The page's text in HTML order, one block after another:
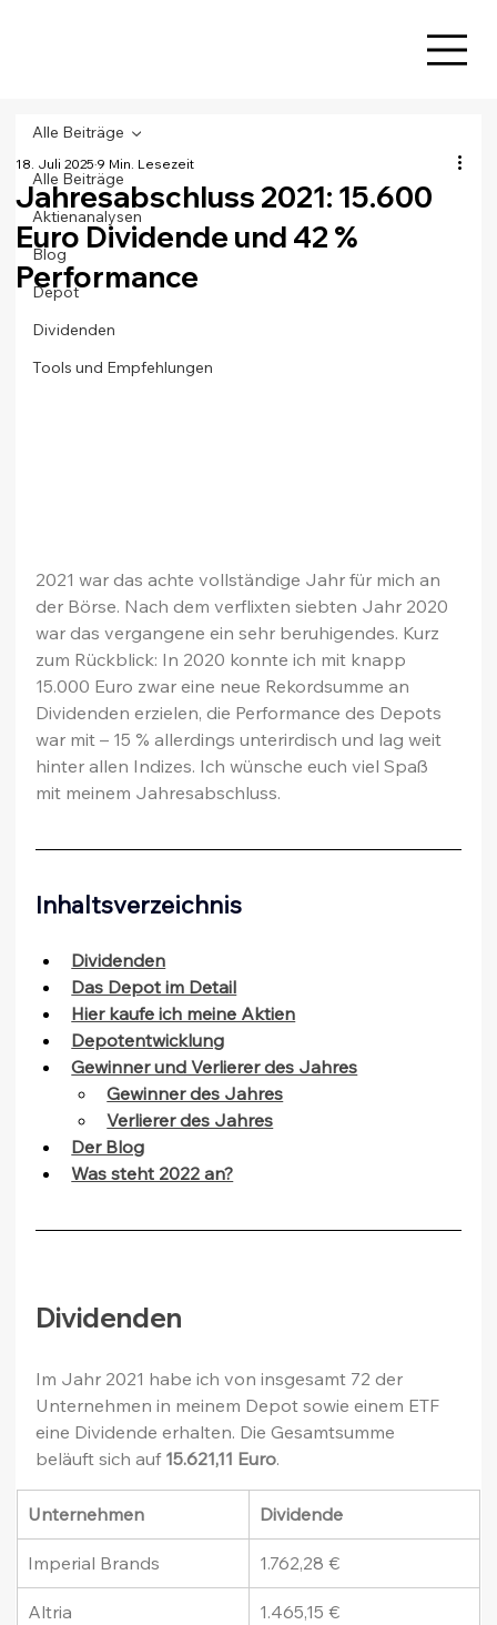
Alle Beiträge
Aktienanalysen
Blog
Depot
Dividenden
Tools und Empfehlungen
Alle Beiträge
Jahresabschluss 2021: 15.600
Euro Dividende und 42 %
Performance
18. Juli 20259 Min. Lesezeit
2021 war das achte vollständige Jahr für mich an
der Börse. Nach dem verflixten siebten Jahr 2020
war das vergangene ein sehr beruhigendes. Kurz
zum Rückblick: In 2020 konnte ich mit knapp
15.000 Euro zwar eine neue Rekordsumme an
Dividenden erzielen, die Performance des Depots
war mit – 15 % allerdings unterirdisch und lag weit
hinter allen Indizes. Ich wünsche euch viel Spaß
mit meinem Jahresabschluss.
Inhaltsverzeichnis
Dividenden
Das Depot im Detail
Hier kaufe ich meine Aktien
Depotentwicklung
Gewinner und Verlierer des Jahres
Gewinner des Jahres
Verlierer des Jahres
Der Blog
Was steht 2022 an?
Dividenden
Im Jahr 2021 habe ich von insgesamt 72 der
Unternehmen in meinem Depot sowie einem ETF
eine Dividende erhalten. Die Gesamtsumme
beläuft sich auf 15.621,11 Euro.
Unternehmen Dividende
Imperial Brands 1.762,28 €
Altria 1.465,15 €